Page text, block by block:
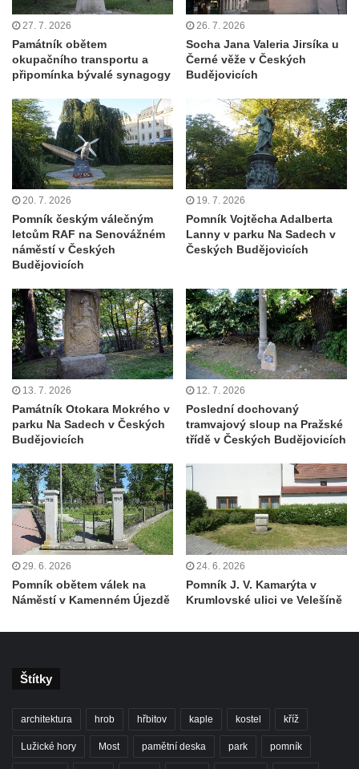
Kenotaf Franze Ruseho na hřbitově v
Teplicích nad Metují
Pomník obětem 2. světové války na hřbitově
v Teplicích nad Metují
Hrob Waltera Hilleho na hřbitově ve Vlčí
Hoře
Kenotaf Oskara Ringelhana na hřbitově v
Benešově nad Ploučnicí
Kenotaf Augusta Michela na hřbitově v
Benešově nad Ploučnicí
Hrob Šumových na hřbitově v Benešově
nad Ploučnicí
Hrob Theodora Sommera na hřbitově v
Benešově nad Ploučnicí
Hrob Wendelina Janiche na hřbitově v
Benešově nad Ploučnicí
Hrob Christodoulona Panayiotise na
hřbitově v Benešově nad Ploučnicí
Hrob Franze Wünsche na hřbitově v
Pamětní desky obětem 1. světové války v
kapli Panny Marie Bolestné v Benešově
nad Ploučnicí
Pamětní deska Samuela Fullera na zámku
v Sokolově
Kenotaf Ericha Ullmanna na hřbitově
Šumburk nad Desnou v Tanvaldu
Hrob Pavla Patušnika na hřbitově Šumburk
Pomník prvního a druhého odboje v
Tanvaldu
27. 7. 2026
Památník obětem
okupačního transportu a
připomínka bývalé synagogy
26. 7. 2026
Socha Jana Valeria Jirsíka u
Černé věže v Českých
Budějovicích
20. 7. 2026
Pomník českým válečným
letcům RAF na Senovážném
náměstí v Českých
Budějovicích
19. 7. 2026
Pomník Vojtěcha Adalberta
Lanny v parku Na Sadech v
Českých Budějovicích
13. 7. 2026
Památník Otokara Mokrého v
parku Na Sadech v Českých
Budějovicích
12. 7. 2026
Poslední dochovaný
tramvajový sloup na Pražské
třídě v Českých Budějovicích
29. 6. 2026
Pomník obětem válek na
Náměstí v Kamenném Újezdě
24. 6. 2026
Pomník J. V. Kamarýta v
Krumlovské ulici ve Velešíně
Štítky
architektura hrob hřbitov kaple kostel kříž
Lužické hory Most pamětní deska park pomník